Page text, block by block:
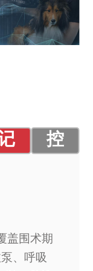
控
盖围术期
、呼吸